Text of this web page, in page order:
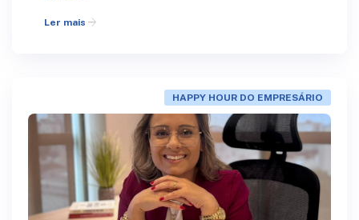
Ler mais arrow_forward
HAPPY HOUR DO EMPRESÁRIO